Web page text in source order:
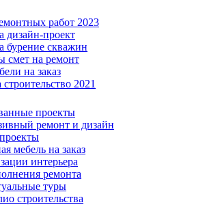
работ 2023
дизайн-проект
бурение скважин
смет на ремонт
на заказ
2021
проекты
ремонт и дизайн
мебель на заказ
интерьера
ремонта
туры
строительства